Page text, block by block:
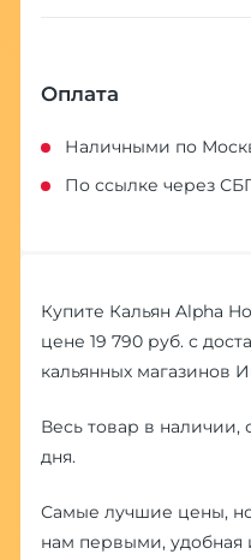
Оплата
Наличными по
По ссылке через
Купите Кальян Alpha
цене 19 790 руб. с
кальянных магазинов
Весь товар в наличии,
дня.
Самые лучшие цены,
нам первыми, удобная